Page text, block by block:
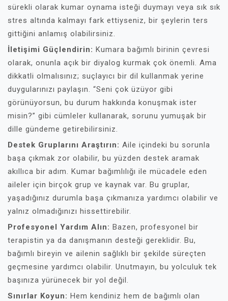
sürekli olarak kumar oynama isteği duymayı veya sık sık
stres altında kalmayı fark ettiyseniz, bir şeylerin ters
gittiğini anlamış olabilirsiniz.
İletişimi Güçlendirin: Kumara bağımlı birinin çevresi
olarak, onunla açık bir diyalog kurmak çok önemli. Ama
dikkatli olmalısınız; suçlayıcı bir dil kullanmak yerine
duygularınızı paylaşın. “Seni çok üzüyor gibi
görünüyorsun, bu durum hakkında konuşmak ister
misin?” gibi cümleler kullanarak, sorunu yumuşak bir
dille gündeme getirebilirsiniz.
Destek Gruplarını Araştırın: Aile içindeki bu sorunla
başa çıkmak zor olabilir, bu yüzden destek aramak
akıllıca bir adım. Kumar bağımlılığı ile mücadele eden
aileler için birçok grup ve kaynak var. Bu gruplar,
yaşadığınız durumla başa çıkmanıza yardımcı olabilir ve
yalnız olmadığınızı hissettirebilir.
Profesyonel Yardım Alın: Bazen, profesyonel bir
terapistin ya da danışmanın desteği gereklidir. Bu,
bağımlı bireyin ve ailenin sağlıklı bir şekilde süreçten
geçmesine yardımcı olabilir. Unutmayın, bu yolculuk tek
başınıza yürünecek bir yol değil.
Sınırlar Koyun: Hem kendiniz hem de bağımlı olan